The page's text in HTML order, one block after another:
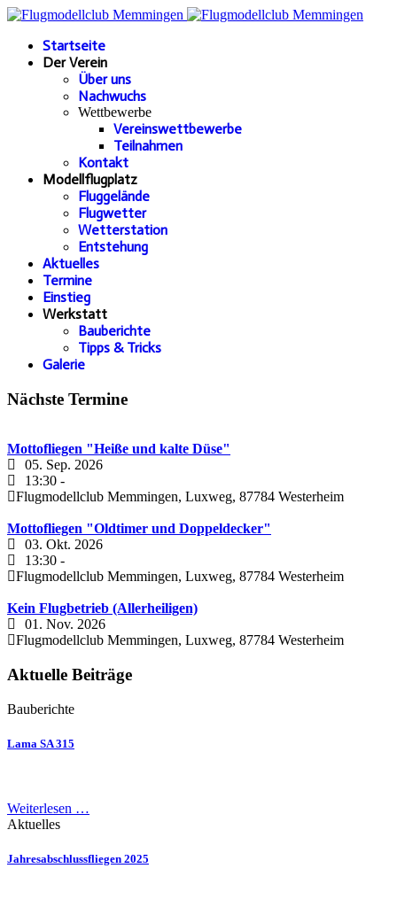
Startseite
Der Verein
Über uns
Nachwuchs
Wettbewerbe
Vereinswettbewerbe
Teilnahmen
Kontakt
Modellflugplatz
Fluggelände
Flugwetter
Wetterstation
Entstehung
Aktuelles
Termine
Einstieg
Werkstatt
Bauberichte
Tipps & Tricks
Galerie
Nächste Termine
Mottofliegen "Heiße und kalte Düse"
05. Sep. 2026
13:30 -
Flugmodellclub Memmingen, Luxweg, 87784 Westerheim
Mottofliegen "Oldtimer und Doppeldecker"
03. Okt. 2026
13:30 -
Flugmodellclub Memmingen, Luxweg, 87784 Westerheim
Kein Flugbetrieb (Allerheiligen)
01. Nov. 2026
Flugmodellclub Memmingen, Luxweg, 87784 Westerheim
Aktuelle Beiträge
Bauberichte
Lama SA 315
Weiterlesen …
Aktuelles
Jahresabschlussfliegen 2025